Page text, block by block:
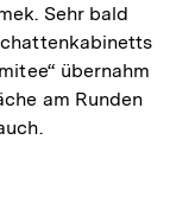
Sehr bald
übernahm
am Runden